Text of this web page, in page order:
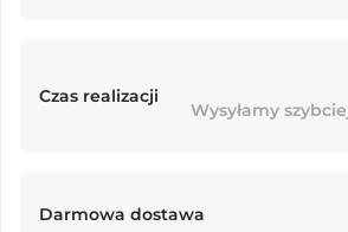
Czas realizacji
Wysyłamy
Darmowa dostawa